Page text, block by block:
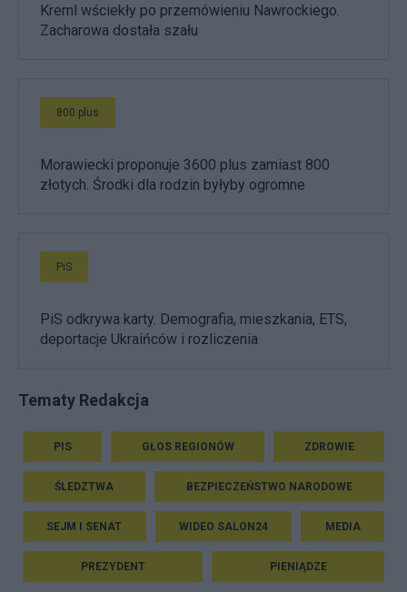
Kreml wściekły po przemówieniu Nawrockiego.
Zacharowa dostała szału
800 plus
Morawiecki proponuje 3600 plus zamiast 800
złotych. Środki dla rodzin byłyby ogromne
PiS
PiS odkrywa karty. Demografia, mieszkania, ETS,
deportacje Ukraińców i rozliczenia
Tematy Redakcja
PIS GŁOS REGIONÓW ZDROWIE
ŚLEDZTWA BEZPIECZEŃSTWO NARODOWE
SEJM I SENAT WIDEO SALON24 MEDIA
PREZYDENT PIENIĄDZE